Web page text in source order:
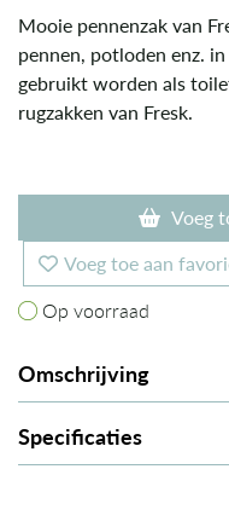
Mooie pennenzak van
pennen, potloden enz.
gebruikt worden als
rugzakken van Fresk.
Voeg
Voeg toe aan
Op voorraad
Op voorraad
Omschrijving
Specificaties